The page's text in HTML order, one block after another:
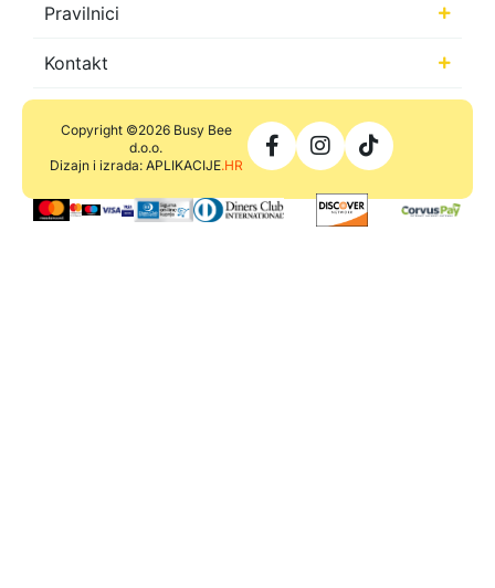
Pravilnici
Kontakt
Copyright ©2026 Busy Bee
d.o.o.
Dizajn i izrada: APLIKACIJE.HR